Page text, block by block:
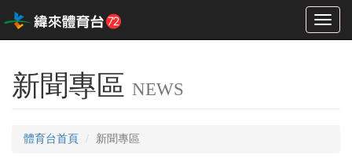
Toggle
新聞專區 NEWS
體育台首頁 新聞專區